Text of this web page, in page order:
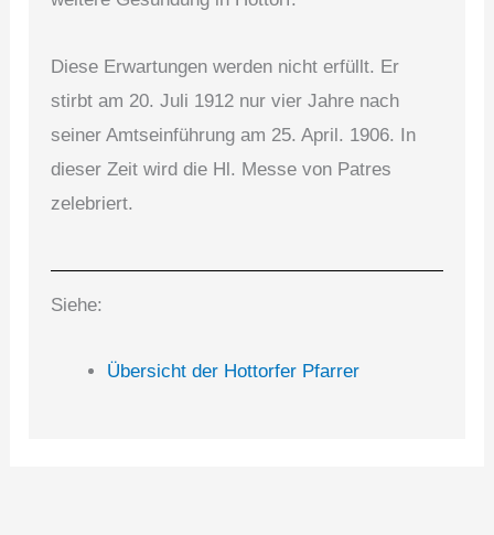
Diese Erwartungen werden nicht erfüllt. Er
stirbt am 20. Juli 1912 nur vier Jahre nach
seiner Amtseinführung am 25. April. 1906. In
dieser Zeit wird die Hl. Messe von Patres
zelebriert.
Siehe:
Übersicht der Hottorfer Pfarrer